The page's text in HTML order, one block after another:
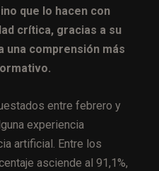
que lo hacen con
crítica, gracias a su
una comprensión más
entre febrero y
experiencia
artificial. Entre los
asciende al 91,1%,